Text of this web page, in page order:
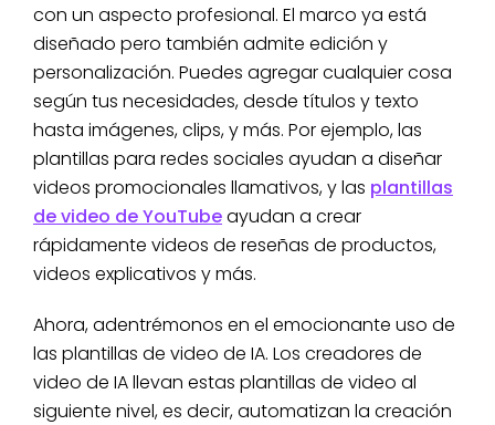
con un aspecto profesional. El marco ya está
diseñado pero también admite edición y
personalización. Puedes agregar cualquier cosa
según tus necesidades, desde títulos y texto
hasta imágenes, clips, y más. Por ejemplo, las
plantillas para redes sociales ayudan a diseñar
videos promocionales llamativos, y las plantillas
de video de YouTubeayudan a crear
rápidamente videos de reseñas de productos,
videos explicativos y más.
Ahora, adentrémonos en el emocionante uso de
las plantillas de video de IA. Los creadores de
video de IA llevan estas plantillas de video al
siguiente nivel, es decir, automatizan la creación